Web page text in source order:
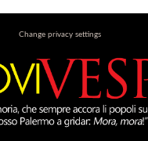
Change privacy settings